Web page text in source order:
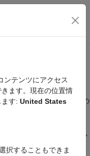
ーション メ
挙型
合
機能および .NET に固有の
元の値が含まれます。以
ンテンツにアクセス
ます。現在の位置情
す: United States
択することもできま